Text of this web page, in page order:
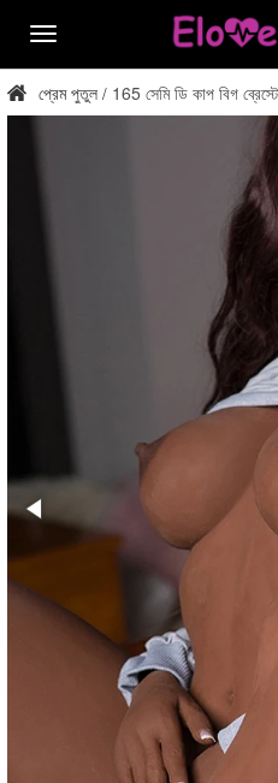
মেনু
প্রেম পুতুল / 165 সেমি ডি কাপ বিগ